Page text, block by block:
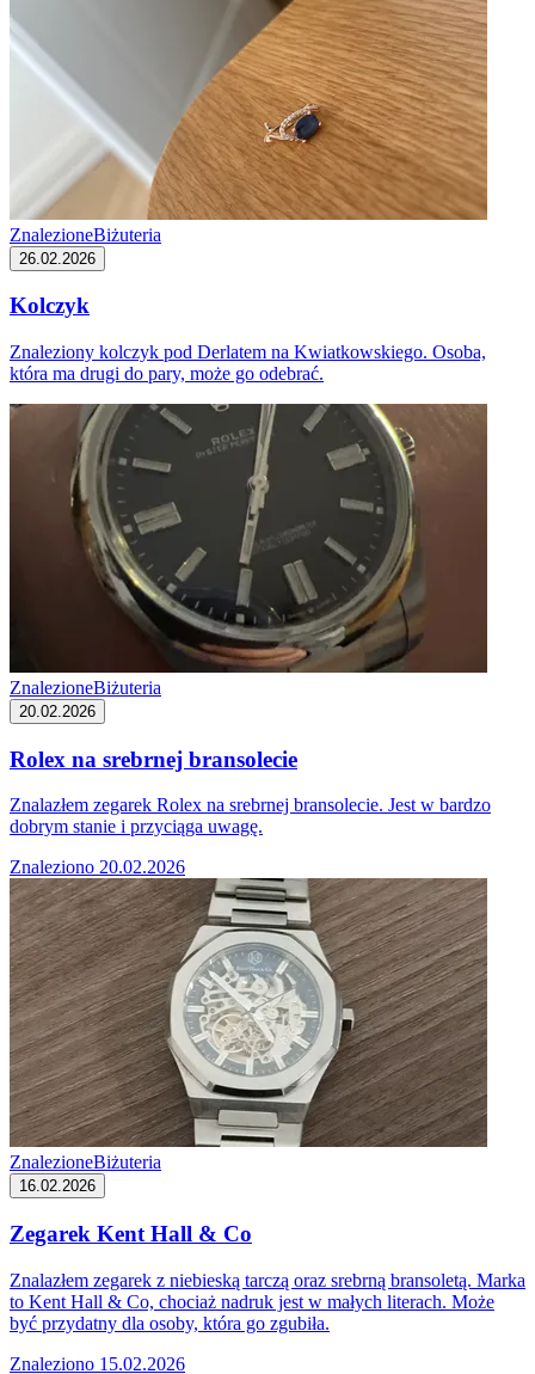
ZnalezioneBiżuteria
26.02.2026
Kolczyk
Znaleziony kolczyk pod Derlatem na Kwiatkowskiego. Osoba,
która ma drugi do pary, może go odebrać.
ZnalezioneBiżuteria
20.02.2026
Rolex na srebrnej bransolecie
Znalazłem zegarek Rolex na srebrnej bransolecie. Jest w bardzo
dobrym stanie i przyciąga uwagę.
Znaleziono 20.02.2026
ZnalezioneBiżuteria
16.02.2026
Zegarek Kent Hall & Co
Znalazłem zegarek z niebieską tarczą oraz srebrną bransoletą. Marka
to Kent Hall & Co, chociaż nadruk jest w małych literach. Może
być przydatny dla osoby, która go zgubiła.
Znaleziono 15.02.2026